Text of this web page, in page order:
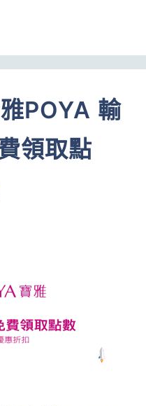
POYA 輸
領取點